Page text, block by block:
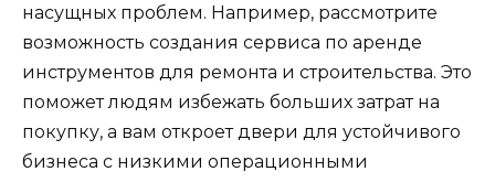
насущных проблем. Например, рассмотрите
возможность создания сервиса по аренде
инструментов для ремонта и строительства. Это
поможет людям избежать больших затрат на
покупку, а вам откроет двери для устойчивого
бизнеса с низкими операционными